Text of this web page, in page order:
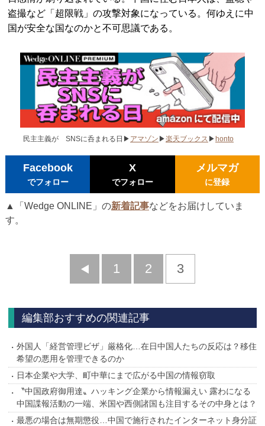
盗撮など「超限戦」の攻撃対象になっている。何ゆえに中
国が安全な国なのかと不可思議である。
民主主義が SNSに呑まれる日▶ アマゾン ▶楽天ブックス ▶honto
Facebook
でフォロー
X
でフォロー
メルマガ
に登録
▲「Wedge ONLINE」の新着記事などをお届けしていま
す。
前
1 2 3
編集部おすすめの関連記事
外国人「経営管理ビザ」厳格化…在日中国人たちの反応は？移住
希望の悪用を管理できるのか
日本企業や大学、町中華にまで広がる中国の情報窃取
〝中国政府御用達〟ハッキング企業から情報漏えい 露わになる
中国諜報活動の一端、米国や西側諸国も注目するその中身とは？
最悪の場合は無期懲役…中国で施行されたインターネット身分証